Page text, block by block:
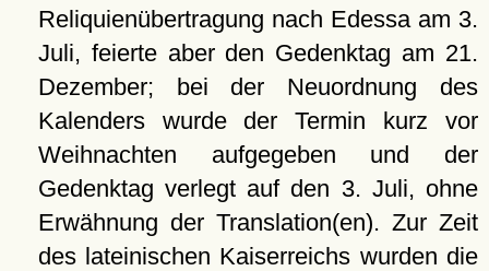
Reliquienübertragung nach Edessa am 3.
Juli, feierte aber den Gedenktag am 21.
Dezember; bei der Neuordnung des
Kalenders wurde der Termin kurz vor
Weihnachten aufgegeben und der
Gedenktag verlegt auf den 3. Juli, ohne
Erwähnung der Translation(en). Zur Zeit
des lateinischen Kaiserreichs wurden die